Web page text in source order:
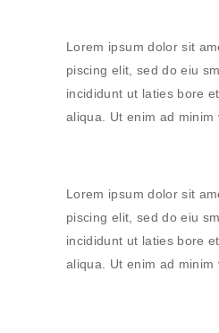
Lorem ipsum dolor sit
piscing elit, sed do eiu
incididunt ut laties bore
aliqua. Ut enim ad minim
Lorem ipsum dolor sit
piscing elit, sed do eiu
incididunt ut laties bore
aliqua. Ut enim ad minim